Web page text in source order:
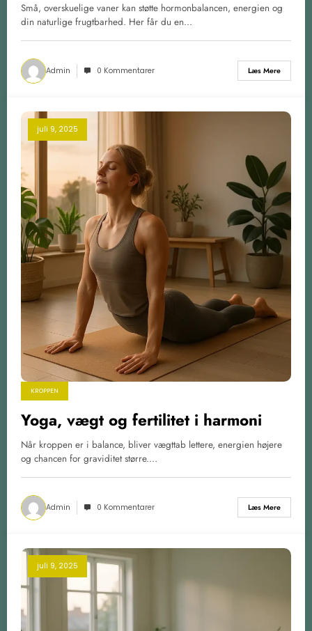
Små, overskuelige vaner kan støtte hormonbalancen, energien og
din naturlige frugtbarhed. Her får du en…
Admin 0 Kommentarer Læs Mere
juli 9, 2025
KROPPEN
Yoga, vægt og fertilitet i harmoni
Når kroppen er i balance, bliver vægttab lettere, energien højere
og chancen for graviditet større.…
Admin 0 Kommentarer Læs Mere
juli 9, 2025